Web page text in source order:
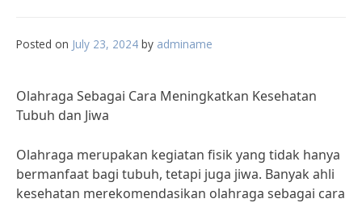
Posted on July 23, 2024 by adminame
Olahraga Sebagai Cara Meningkatkan Kesehatan
Tubuh dan Jiwa
Olahraga merupakan kegiatan fisik yang tidak hanya
bermanfaat bagi tubuh, tetapi juga jiwa. Banyak ahli
kesehatan merekomendasikan olahraga sebagai cara